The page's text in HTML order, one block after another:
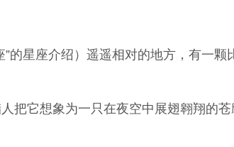
的星座介绍）遥遥相对的地方，有一
把它想象为一只在夜空中展翅翱翔的